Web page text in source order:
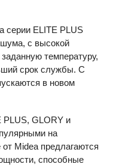
серии ELITE PLUS
с высокой
температуру,
срок службы. C
в новом
PLUS, GLORY и
на
Midea предлагаются
способные